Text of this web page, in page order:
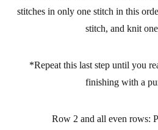
stitches in only one stitch in this
stitch, and knit
*Repeat this last step until you
finishing with a
Row 2 and all even rows: